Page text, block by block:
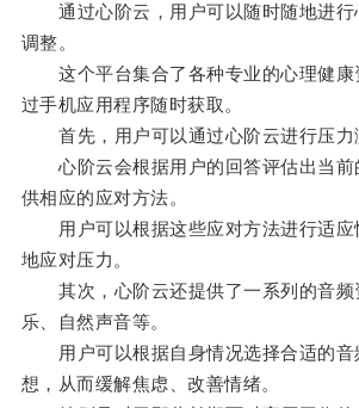
通过心阶云，用户可以随时随地进行
调整。
这个平台集合了各种专业的心理健康
过手机应用程序随时获取。
首先，用户可以通过心阶云进行压力
心阶云会根据用户的回答评估出当前
供相应的应对方法。
用户可以根据这些应对方法进行适应
地应对压力。
其次，心阶云还提供了一系列的音频
乐、自然声音等。
用户可以根据自身情况选择合适的音
想，从而缓解焦虑、改善情绪。